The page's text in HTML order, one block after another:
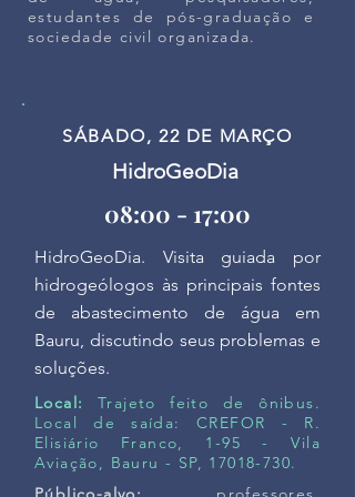
estudantes de pós-graduação e
sociedade civil organizada.
SÁBADO, 22 DE MARÇO
HidroGeoDia
08:00 - 17:00
HidroGeoDia. Visita guiada por
hidrogeólogos às principais fontes
de abastecimento de água em
Bauru, discutindo seus problemas e
soluções.
Local: Trajeto feito de ônibus.
Local de saída: CREFOR - R.
Elisiário Franco, 1-95 - Vila
Aviação, Bauru - SP, 17018-730.